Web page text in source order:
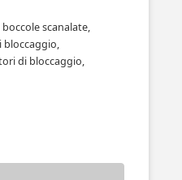
boccole scanalate,
bloccaggio,
di bloccaggio,